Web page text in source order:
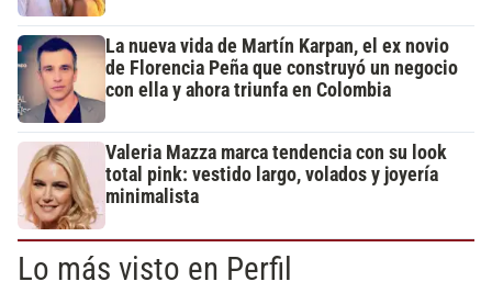
La nueva vida de Martín Karpan, el ex novio
de Florencia Peña que construyó un negocio
con ella y ahora triunfa en Colombia
Valeria Mazza marca tendencia con su look
total pink: vestido largo, volados y joyería
minimalista
Lo más visto en Perfil